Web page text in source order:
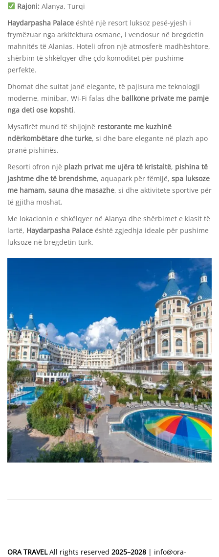
October
8,
2025
2024-
09-
03T12:13:08+00:00
Antalya,
Turqi
Rajoni:Alanya, Turqi
Haydarpasha Palace është një resort luksoz pesë-yjesh i
frymëzuar nga arkitektura osmane, i vendosur në bregdetin
mahnitës të Alanias. Hoteli ofron një atmosferë madhështore,
shërbim të shkëlqyer dhe çdo komoditet për pushime
perfekte.
Dhomat dhe suitat janë elegante, të pajisura me teknologji
moderne, minibar, Wi-Fi falas dhe ballkone private me pamje
nga deti ose kopshti.
Mysafirët mund të shijojnë restorante me kuzhinë
ndërkombëtare dhe turke, si dhe bare elegante në plazh apo
pranë pishinës.
Resorti ofron një plazh privat me ujëra të kristaltë, pishina të
jashtme dhe të brendshme, aquapark për fëmijë, spa luksoze
me hamam, sauna dhe masazhe, si dhe aktivitete sportive për
të gjitha moshat.
Me lokacionin e shkëlqyer në Alanya dhe shërbimet e klasit të
lartë, Haydarpasha Palace është zgjedhja ideale për pushime
luksoze në bregdetin turk.
ORA TRAVELAll rights reserved 2025–2028 | info@ora-